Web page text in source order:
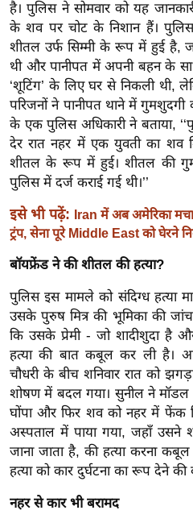
ल
श
ख्सि
य
त
यं
ग
इं
डि
या
सा
हि
त्य
ज
ग
त
ऑ
टो
व
र्ल्ड
न्यू
ज
फ
है। पुलिस ने सोमवार को यह
के शव पर चोट के निशान हैं।
शीतल उर्फ सिम्मी के रूप में हुई है,
थी और पानीपत में अपनी बहन के
‘शूटिंग’ के लिए घर से निकली थी,
परिजनों ने पानीपत थाने में गुमशुदगी
के एक पुलिस अधिकारी ने बताया,
देर रात नहर में एक युवती का शव
शीतल के रूप में हुई। शीतल की
पुलिस में दर्ज कराई गई थी।’’
इसे भी पढ़ें: Iran में अब अमेरिका
ट्रंप, सेना पूरे Middle East को घेरने
बॉयफ्रेंड ने की शीतल की हत्या?
पुलिस इस मामले को संदिग्ध हत्या
उसके पुरुष मित्र की भूमिका की
कि उसके प्रेमी - जो शादीशुदा है
हत्या की बात कबूल कर ली है।
चौधरी के बीच शनिवार रात को
शोषण में बदल गया। सुनील ने मॉडल
घोंपा और फिर शव को नहर में फेंक
अस्पताल में पाया गया, जहाँ उसने
जाना जाता है, की हत्या करना
हत्या को कार दुर्घटना का रूप देने की
नहर से कार भी बरामद